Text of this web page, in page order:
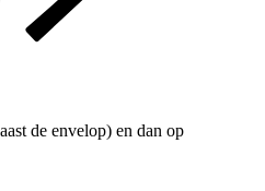
de envelop) en dan op